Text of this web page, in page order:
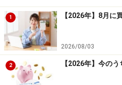
りの平均損益は11.08％です
スとなっていることから、
う。優待権利確定日の約2カ
くことで、高値掴みして、損
でしょう。
1 【2026年】8月に
2026/08/03
2 【2026年】今の